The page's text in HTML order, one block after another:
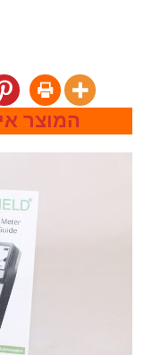
המוצר אינו